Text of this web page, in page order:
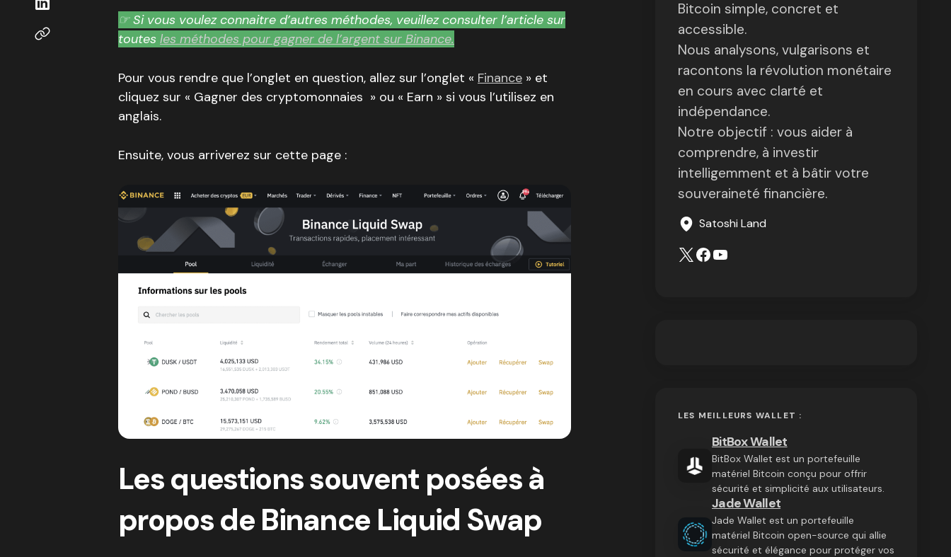
☞ Si vous voulez connaitre d’autres méthodes, veuillez consulter l’article sur
toutes les méthodes pour gagner de l’argent sur Binance.
Pour vous rendre que l’onglet en question, allez sur l’onglet « Finance » et
cliquez sur « Gagner des cryptomonnaies » ou « Earn » si vous l’utilisez en
anglais.
Ensuite, vous arriverez sur cette page :
Les questions souvent posées à
propos de Binance Liquid Swap
Bitcoin simple, concret et
accessible.
Nous analysons, vulgarisons et
racontons la révolution monétaire
en cours avec clarté et
indépendance.
Notre objectif : vous aider à
comprendre, à investir
intelligemment et à bâtir votre
souveraineté financière.
Satoshi Land
LES MEILLEURS WALLET :
BitBox Wallet
BitBox Wallet est un portefeuille
matériel Bitcoin conçu pour offrir
sécurité et simplicité aux utilisateurs.
Jade Wallet
Jade Wallet est un portefeuille
matériel Bitcoin open-source qui allie
sécurité et élégance pour protéger vos